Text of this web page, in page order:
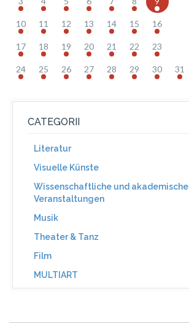
10 11 12 13 14 15 16
17 18 19 20 21 22 23
24 25 26 27 28 29 30 31
CATEGORII
Literatur
Visuelle Künste
Wissenschaftliche und akademische
Veranstaltungen
Musik
Theater & Tanz
Film
MULTIART